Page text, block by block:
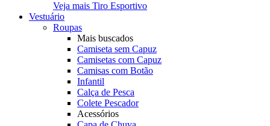
Veja mais Tiro Esportivo
Vestuário
Roupas
Mais buscados
Camiseta sem Capuz
Camisetas com Capuz
Camisas com Botão
Infantil
Calça de Pesca
Colete Pescador
Acessórios